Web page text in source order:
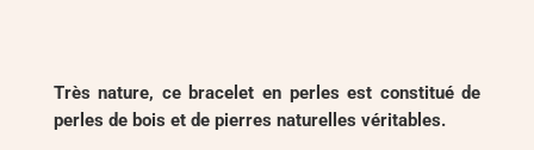
Très nature, ce bracelet en perles est constitué de
perles de bois et de pierres naturelles véritables.